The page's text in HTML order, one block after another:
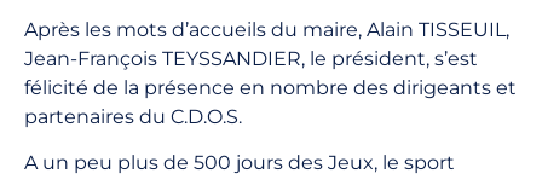
Après les mots d’accueils du maire, Alain TISSEUIL,
Jean-François TEYSSANDIER, le président, s’est
félicité de la présence en nombre des dirigeants et
partenaires du C.D.O.S.
A un peu plus de 500 jours des Jeux, le sport